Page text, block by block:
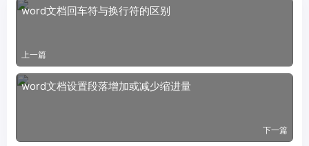
word文档回车符与换行符的区别
上一篇
word文档设置段落增加或减少缩进量
下一篇